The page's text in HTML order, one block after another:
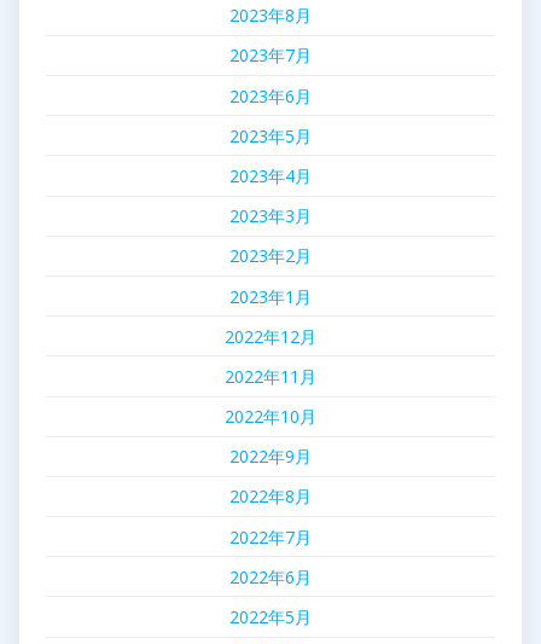
2023年8月
2023年7月
2023年6月
2023年5月
2023年4月
2023年3月
2023年2月
2023年1月
2022年12月
2022年11月
2022年10月
2022年9月
2022年8月
2022年7月
2022年6月
2022年5月